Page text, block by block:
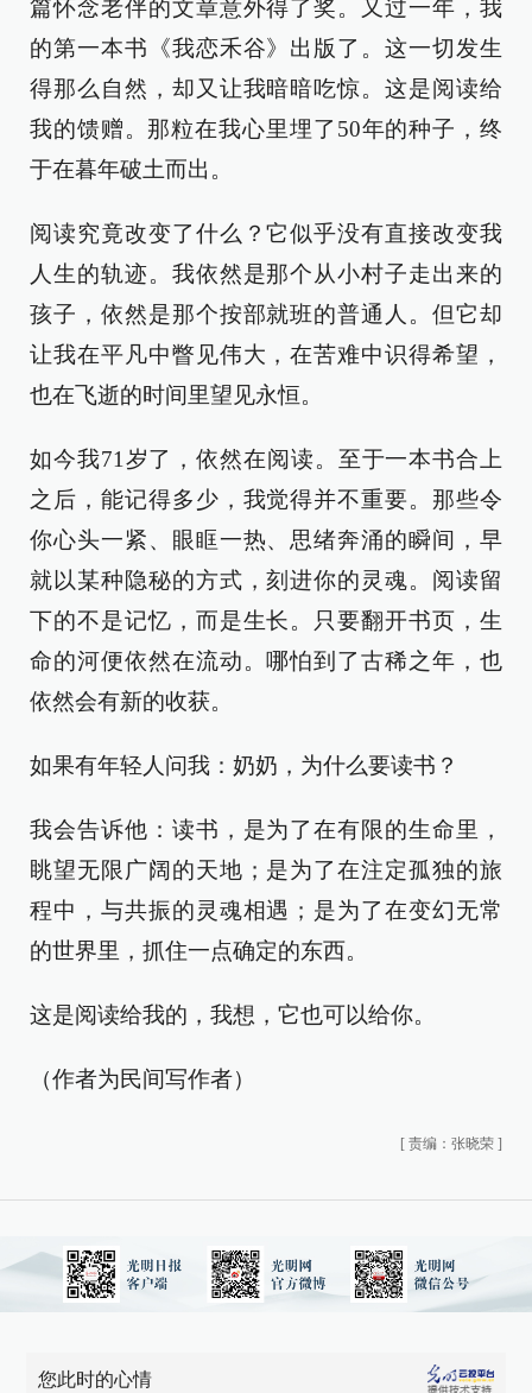
篇怀念老伴的文章意外得了奖。又过一年，我
的第一本书《我恋禾谷》出版了。这一切发生
得那么自然，却又让我暗暗吃惊。这是阅读给
我的馈赠。那粒在我心里埋了50年的种子，终
于在暮年破土而出。
阅读究竟改变了什么？它似乎没有直接改变我
人生的轨迹。我依然是那个从小村子走出来的
孩子，依然是那个按部就班的普通人。但它却
让我在平凡中瞥见伟大，在苦难中识得希望，
也在飞逝的时间里望见永恒。
如今我71岁了，依然在阅读。至于一本书合上
之后，能记得多少，我觉得并不重要。那些令
你心头一紧、眼眶一热、思绪奔涌的瞬间，早
就以某种隐秘的方式，刻进你的灵魂。阅读留
下的不是记忆，而是生长。只要翻开书页，生
命的河便依然在流动。哪怕到了古稀之年，也
依然会有新的收获。
如果有年轻人问我：奶奶，为什么要读书？
我会告诉他：读书，是为了在有限的生命里，
眺望无限广阔的天地；是为了在注定孤独的旅
程中，与共振的灵魂相遇；是为了在变幻无常
的世界里，抓住一点确定的东西。
这是阅读给我的，我想，它也可以给你。
（作者为民间写作者）
[ 责编：张晓荣 ]
您此时的心情